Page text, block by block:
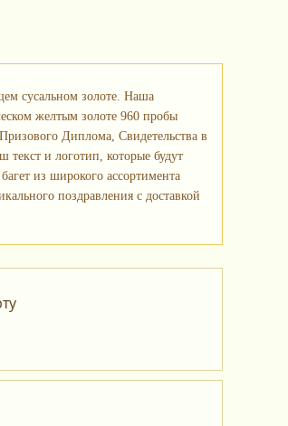
сусальном золоте. Наша
желтым золоте 960 пробы
Диплома, Свидетельства в
и логотип, которые будут
из широкого ассортимента
поздравления с доставкой